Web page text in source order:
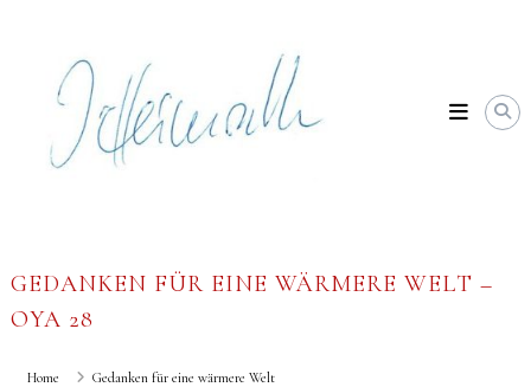
content
Heimrath
GEDANKEN FÜR EINE WÄRMERE WELT –
OYA 28
Home
Gedanken für eine wärmere Welt